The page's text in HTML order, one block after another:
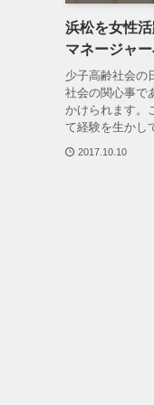
浜松を女性
マネージャ
少子高齢社会の
社会の関心事で
かけられます。
て経験を生かし
2017.10.10